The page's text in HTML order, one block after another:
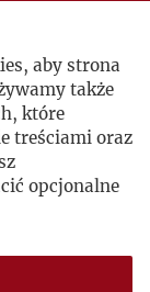
K
L
Ł
M
aby strona
także
które
treściami oraz
opcjonalne